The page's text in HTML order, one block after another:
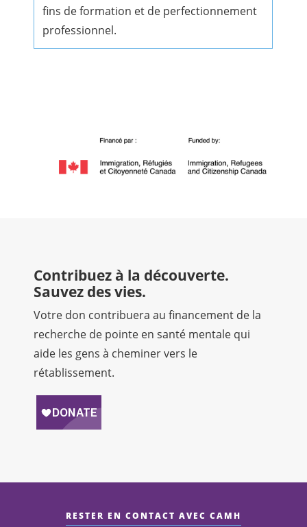
fins de formation et de perfectionnement
professionnel.
Contribuez à la découverte.
Sauvez des vies.
Votre don contribuera au financement de la
recherche de pointe en santé mentale qui
aide les gens à cheminer vers le
rétablissement.
RESTER EN CONTACT AVEC CAMH